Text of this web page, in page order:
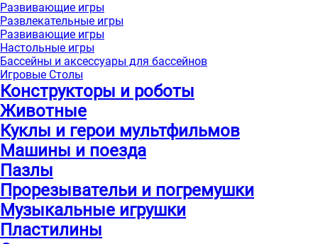
Развивающие игры
Развлекательные игры
Развивающие игры
Настольные игры
Бассейны и аксессуары для бассейнов
Игровые Столы
Конструкторы и роботы
Животные
Куклы и герои мультфильмов
Машины и поезда
Пазлы
Прорезывательи и погремушки
Музыкальные игрушки
Пластилины